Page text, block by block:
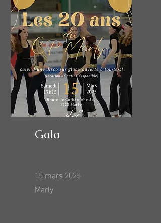
Gala
15 mars 2025
Marly